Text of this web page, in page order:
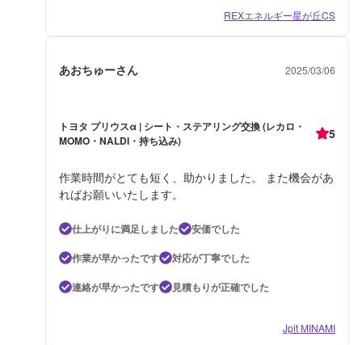
REXエネルギー星が丘CS
あおちゅーさん 2025/03/06
トヨタ プリウスα | シート・ステアリング交換 (レカロ・
MOMO・NALDI・持ち込み)
5
作業時間がとても短く、助かりました。 また機会があ
ればお願いいたします。
仕上がりに満足しました
安価でした
作業が早かったです
対応が丁寧でした
連絡が早かったです
見積もりが正確でした
Jpit MINAMI